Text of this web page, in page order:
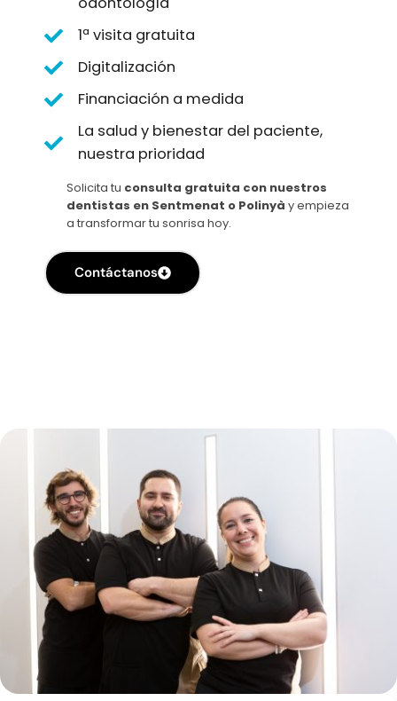
1ª visita gratuita
Digitalización
Financiación a medida
La salud y bienestar del paciente,
nuestra prioridad
Solicita tu consulta gratuita con nuestros
dentistas en Sentmenat o Polinyà y empieza
a transformar tu sonrisa hoy.
Contáctanos